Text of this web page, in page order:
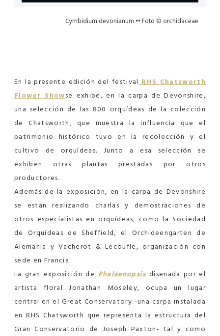
Cymbidium devonianum •• Foto © orchidaceae
En la presente edición del festival RHS Chatsworth
Flower Showse exhibe, en la carpa de Devonshire,
una selección de las 800 orquídeas de la colección
de Chatsworth, que muestra la influencia que el
patrimonio histórico tuvo en la recolección y el
cultivo de orquídeas. Junto a esa selección se
exhiben otras plantas prestadas por otros
productores.
Además de la exposición, en la carpa de Devonshire
se están realizando charlas y demostraciones de
otros especialistas en orquídeas, como la Sociedad
de Orquídeas de Sheffield, el Orchideengarten de
Alemania y Vacherot & Lecoufle, organización con
sede en Francia.
La gran exposición de Phalaenopsisdiseñada por el
artista floral Jonathan Moseley, ocupa un lugar
central en el Great Conservatory -una carpa instalada
en RHS Chatsworth que representa la estructura del
Gran Conservatorio de Joseph Paxton- tal y como